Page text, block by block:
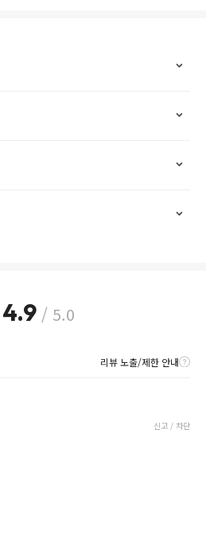
4.9/ 5.0
리뷰 노출/제한 안내
신고 / 차단